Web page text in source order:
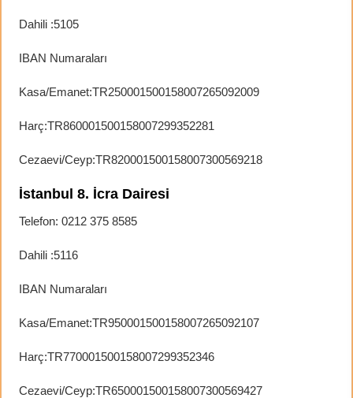
Dahili :5105
IBAN Numaraları
Kasa/Emanet:TR250001500158007265092009
Harç:TR860001500158007299352281
Cezaevi/Ceyp:TR820001500158007300569218
İstanbul 8. İcra Dairesi
Telefon: 0212 375 8585
Dahili :5116
IBAN Numaraları
Kasa/Emanet:TR950001500158007265092107
Harç:TR770001500158007299352346
Cezaevi/Ceyp:TR650001500158007300569427